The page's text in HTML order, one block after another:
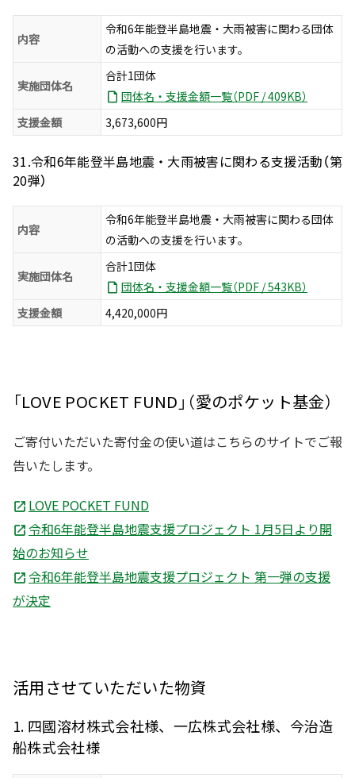
内容
令和6年能登半島地震・大雨被害に関わる団体
の活動への支援を行います。
実施団体名
合計1団体
団体名・支援金額一覧（PDF / 409KB）
支援金額
3,673,600円
31.令和6年能登半島地震・大雨被害に関わる支援活動（第
20弾）
内容
令和6年能登半島地震・大雨被害に関わる団体
の活動への支援を行います。
実施団体名
合計1団体
団体名・支援金額一覧（PDF / 543KB）
支援金額
4,420,000円
「LOVE POCKET FUND」（愛のポケット基金）
ご寄付いただいた寄付金の使い道はこちらのサイトでご報
告いたします。
LOVE POCKET FUND
令和6年能登半島地震支援プロジェクト 1月5日より開
始のお知らせ
令和6年能登半島地震支援プロジェクト 第一弾の支援
が決定
活用させていただいた物資
1. 四國溶材株式会社様、一広株式会社様、今治造
船株式会社様